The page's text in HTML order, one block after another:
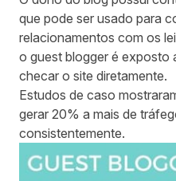
que pode ser usado para
relacionamentos com os
o guest blogger é exposto
checar o site diretamente.
Estudos de caso
gerar 20% a mais de
consistentemente.